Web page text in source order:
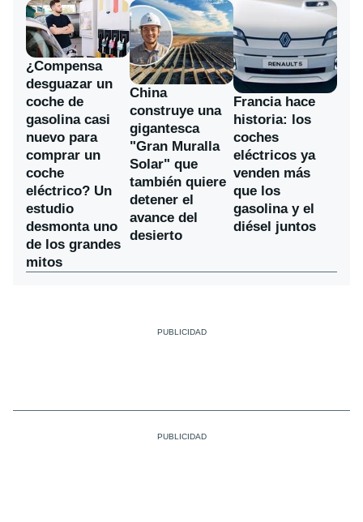
¿Compensa
desguazar un
coche de
gasolina casi
nuevo para
comprar un
coche
eléctrico? Un
estudio
desmonta uno
de los grandes
mitos
China
construye una
gigantesca
"Gran Muralla
Solar" que
también quiere
detener el
avance del
desierto
Francia hace
historia: los
coches
eléctricos ya
venden más
que los
gasolina y el
diésel juntos